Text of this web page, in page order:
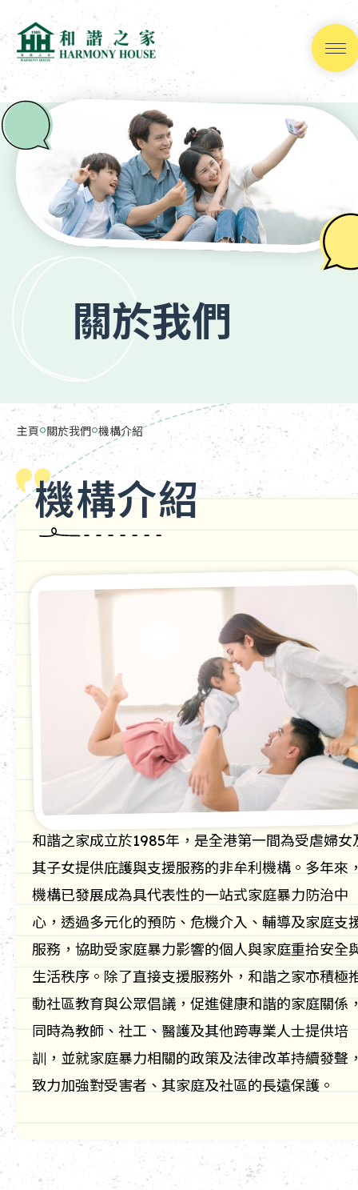
跳
到
(按
輸
入
鍵)
關於我們
主頁 關於我們 機構介紹
機構介紹
和諧之家成立於1985年，是全港第一間為受虐婦女
其子女提供庇護與支援服務的非牟利機構。多年來
機構已發展成為具代表性的一站式家庭暴力防治中
心，透過多元化的預防、危機介入、輔導及家庭支
服務，協助受家庭暴力影響的個人與家庭重拾安全
生活秩序。除了直接支援服務外，和諧之家亦積極
動社區教育與公眾倡議，促進健康和諧的家庭關係
同時為教師、社工、醫護及其他跨專業人士提供培
訓，並就家庭暴力相關的政策及法律改革持續發聲
致力加強對受害者、其家庭及社區的長遠保護。